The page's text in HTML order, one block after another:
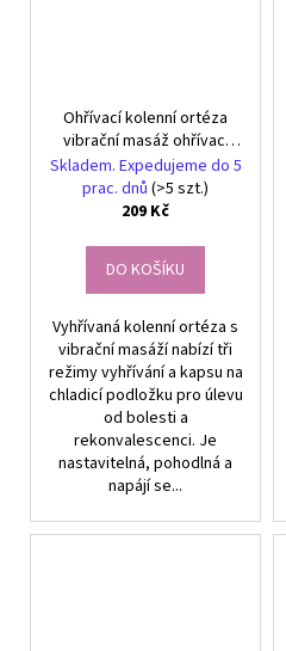
Ohřívací kolenní ortéza
vibrační masáž ohřívací
masáž 3 režimy
Skladem. Expedujeme do 5
prac. dnů (>5 szt.)
209 Kč
DO KOŠÍKU
Vyhřívaná kolenní ortéza s
vibrační masáží nabízí tři
režimy vyhřívání a kapsu na
chladicí podložku pro úlevu
od bolesti a
rekonvalescenci. Je
nastavitelná, pohodlná a
napájí se...